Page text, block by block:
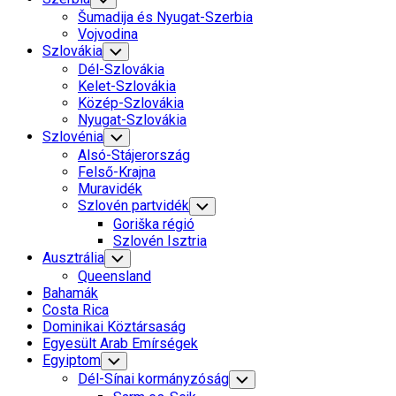
Child
Menu
Šumadija és Nyugat-Szerbia
Vojvodina
Szlovákia Toggle
Child
Menu
Dél-Szlovákia
Kelet-Szlovákia
Közép-Szlovákia
Nyugat-Szlovákia
Szlovénia Toggle
Child
Menu
Alsó-Stájerország
Felső-Krajna
Muravidék
Szlovén partvidék Toggle
Child
Menu
Goriška régió
Szlovén Isztria
Ausztrália Toggle
Child
Menu
Queensland
Bahamák
Costa Rica
Dominikai Köztársaság
Egyesült Arab Emírségek
Egyiptom Toggle
Child
Menu
Dél-Sínai kormányzóság Toggle
Child